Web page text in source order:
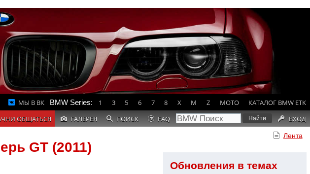
МЫ В ВК BMW Series: 1 3 5 6 7 8 X M Z MOTO
КАТАЛОГ BMW ETK
ОБЩАТЬСЯ
ГАЛЕРЕЯ ПОИСК FAQ ВХОД
Лента
Обновления в темах
GT (2011)